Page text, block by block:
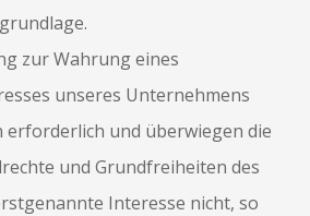
zur Wahrung eines
unseres Unternehmens
und überwiegen die
und Grundfreiheiten des
Interesse nicht, so